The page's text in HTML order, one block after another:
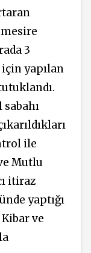
3
yapılan
ile
Mutlu
itiraz
yaptığı
ve